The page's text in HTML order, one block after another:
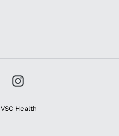
FacebookInstagram
VSC Health